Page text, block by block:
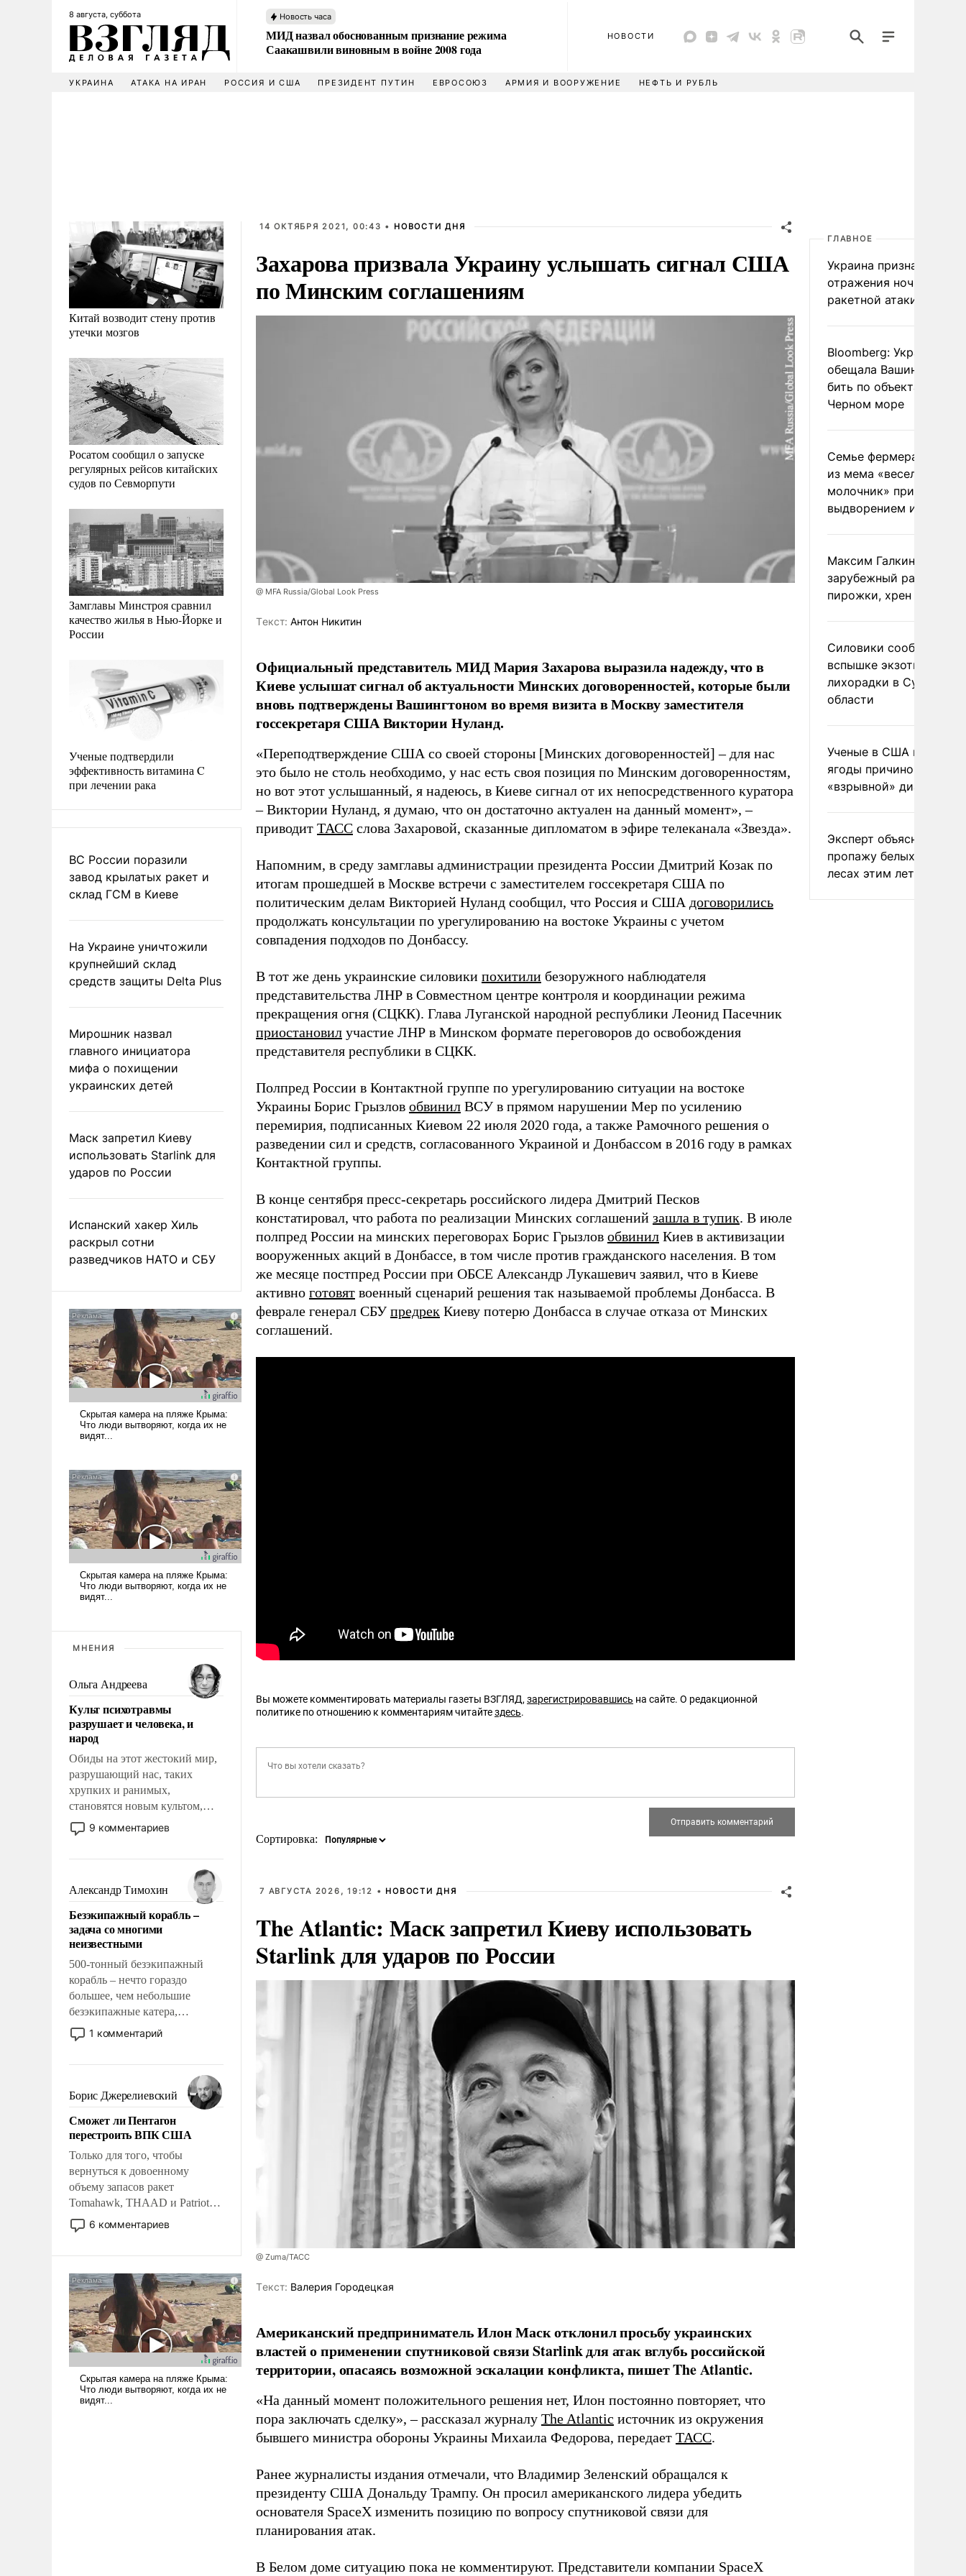
8 августа, суббота Новость часа
МИД назвал обоснованным признание режима
Саакашвили виновным в войне 2008 года
НОВОСТИ
УКРАИНА АТАКА НА ИРАН РОССИЯ И США ПРЕЗИДЕНТ ПУТИН ЕВРОСОЮЗ АРМИЯ И ВООРУЖЕНИЕ НЕФТЬ И РУБЛЬ
Китай возводит стену против
утечки мозгов
Росатом сообщил о запуске
регулярных рейсов китайских
судов по Севморпути
Замглавы Минстроя сравнил
качество жилья в Нью-Йорке и
России
Ученые подтвердили
эффективность витамина C
при лечении рака
ВС России поразили
завод крылатых ракет и
склад ГСМ в Киеве
На Украине уничтожили
крупнейший склад
средств защиты Delta Plus
Мирошник назвал
главного инициатора
мифа о похищении
украинских детей
Маск запретил Киеву
использовать Starlink для
ударов по России
Испанский хакер Хиль
раскрыл сотни
разведчиков НАТО и СБУ
МНЕНИЯ
Ольга Андреева
Культ психотравмы
разрушает и человека, и
народ
Обиды на этот жестокий мир,
разрушающий нас, таких
хрупких и ранимых,
становятся новым культом,
постепенно вытесняя и
отменяя традиционное
мужественным и твердым под
ударами судьбы, брать на себя
ответственность, помогать
слабым, идти вперед и
адаптироваться.
9 комментариев
Александр Тимохин
Безэкипажный корабль –
задача со многими
неизвестными
500-тонный безэкипажный
корабль – нечто гораздо
большее, чем небольшие
безэкипажные катера,
применение которых уже
стало обыденностью. Задача по
сложна и амбициозна. Однако
и ее реализация радикально
поднимет наши боевые
возможности.
1 комментарий
Борис Джерелиевский
Сможет ли Пентагон
перестроить ВПК США
Только для того, чтобы
вернуться к довоенному
объему запасов ракет
Tomahawk, THAAD и Patriot
США потребуется более трех
лет. Даже небольшая война с
Сложившаяся ситуация
означает многолетний период
уязвимости США, например,
перед Китаем.
6 комментариев
14 ОКТЯБРЯ 2021, 00:43 • НОВОСТИ ДНЯ
Захарова призвала Украину услышать сигнал США
по Минским соглашениям
@ MFA Russia/Global Look Press
Tекст: Антон Никитин
Официальный представитель МИД Мария Захарова выразила надежду, что в
Киеве услышат сигнал об актуальности Минских договоренностей, которые были
вновь подтверждены Вашингтоном во время визита в Москву заместителя
госсекретаря США Виктории Нуланд.
«Переподтверждение США со своей стороны [Минских договоренностей] – для нас
это было не столь необходимо, у нас есть своя позиция по Минским договоренностям,
но вот этот услышанный, я надеюсь, в Киеве сигнал от их непосредственного куратора
– Виктории Нуланд, я думаю, что он достаточно актуален на данный момент», –
приводит ТАСС слова Захаровой, сказанные дипломатом в эфире телеканала «Звезда».
Напомним, в среду замглавы администрации президента России Дмитрий Козак по
итогам прошедшей в Москве встречи с заместителем госсекретаря США по
политическим делам Викторией Нуланд сообщил, что Россия и СШАдоговорились
продолжать консультации по урегулированию на востоке Украины с учетом
совпадения подходов по Донбассу.
В тот же день украинские силовики похитили безоружного наблюдателя
представительства ЛНР в Совместном центре контроля и координации режима
прекращения огня (СЦКК). Глава Луганской народной республики Леонид Пасечник
приостановил участие ЛНР в Минском формате переговоров до освобождения
представителя республики в СЦКК.
Полпред России в Контактной группе по урегулированию ситуации на востоке
Украины Борис Грызлов обвинил ВСУ в прямом нарушении Мер по усилению
перемирия, подписанных Киевом 22 июля 2020 года, а также Рамочного решения о
разведении сил и средств, согласованного Украиной и Донбассом в 2016 году в рамках
Контактной группы.
В конце сентября пресс-секретарь российского лидера Дмитрий Песков
констатировал, что работа по реализации Минских соглашений зашла в тупик. В июле
полпред России на минских переговорах Борис Грызлов обвинил Киев в активизации
вооруженных акций в Донбассе, в том числе против гражданского населения. В том
же месяце постпред России при ОБСЕ Александр Лукашевич заявил, что в Киеве
активно готовят военный сценарий решения так называемой проблемы Донбасса. В
феврале генерал СБУ предрек Киеву потерю Донбасса в случае отказа от Минских
соглашений.
Вы можете комментировать материалы газеты ВЗГЛЯД,зарегистрировавшись на сайте. О редакционной
политике по отношению к комментариям читайтездесь.
Сортировка:
7 АВГУСТА 2026, 19:12 • НОВОСТИ ДНЯ
The Atlantic: Маск запретил Киеву использовать
Starlink для ударов по России
@ Zuma/ТАСС
Tекст: Валерия Городецкая
Американский предприниматель Илон Маск отклонил просьбу украинских
властей о применении спутниковой связи Starlink для атак вглубь российской
территории, опасаясь возможной эскалации конфликта, пишет The Atlantic.
«На данный момент положительного решения нет, Илон постоянно повторяет, что
пора заключать сделку», – рассказал журналу The Atlantic источник из окружения
бывшего министра обороны Украины Михаила Федорова, передает ТАСС.
Ранее журналисты издания отмечали, что Владимир Зеленский обращался к
президенту США Дональду Трампу. Он просил американского лидера убедить
основателя SpaceX изменить позицию по вопросу спутниковой связи для
планирования атак.
В Белом доме ситуацию пока не комментируют. Представители компании SpaceX
ГЛАВНОЕ
Украина признала
отражения ночной
ракетной атаки
Bloomberg: Украина
обещала Вашингтону не
бить по объектам КТК в
Черном море
Семье фермера
из мема «веселый
молочник» пригрозили
выдворением из
Максим Галкин
зарубежный райдер
пирожки, хрен и морс
Силовики сообщили о
вспышке экзотической
лихорадки в Сумской
области
Ученые в США назвали
ягоды причиной
«взрывной» диареи
Эксперт объяснил
пропажу белых грибов
лесах этим летом